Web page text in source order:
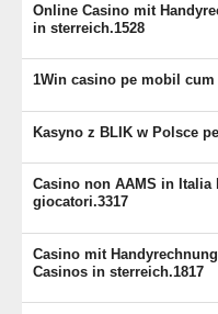
Online Casino mit
in sterreich.1528
1Win casino pe mobil
Kasyno z BLIK w Polsce
Casino non AAMS in
giocatori.3317
Casino mit
Casinos in sterreich.1817